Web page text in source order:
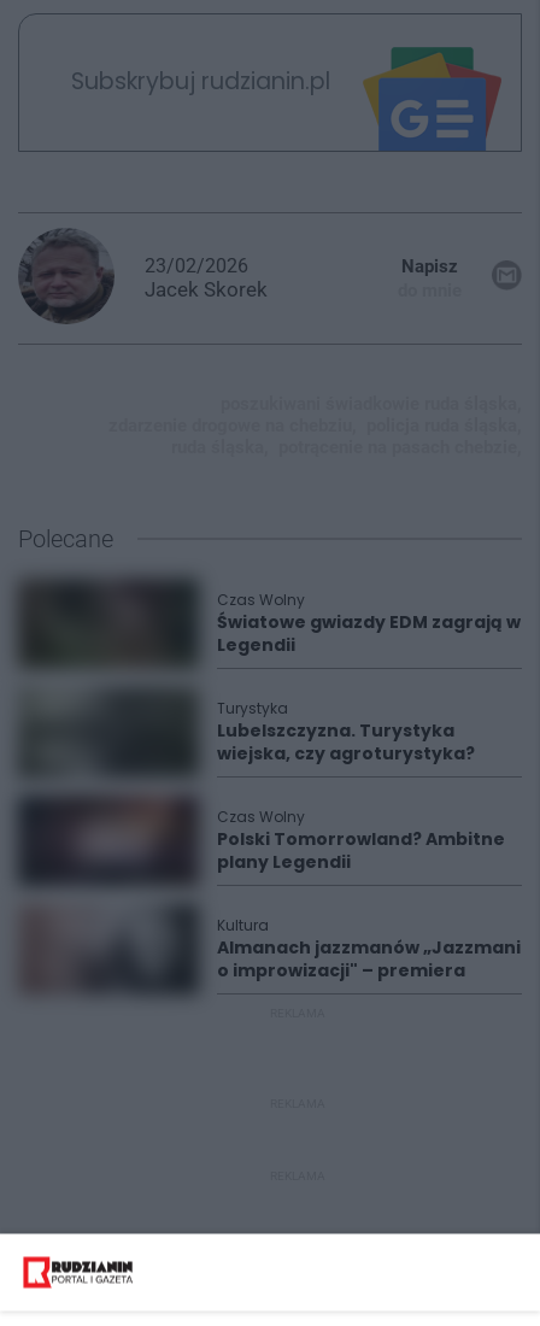
Subskrybuj rudzianin.pl
23/02/2026
Jacek Skorek
Napisz
Polecane
Czas Wolny
Światowe gwiazdy EDM zagrają w
Legendii
Turystyka
Lubelszczyzna. Turystyka
wiejska, czy agroturystyka?
Czas Wolny
Polski Tomorrowland? Ambitne
plany Legendii
Kultura
Almanach jazzmanów „Jazzmani
o improwizacji" – premiera